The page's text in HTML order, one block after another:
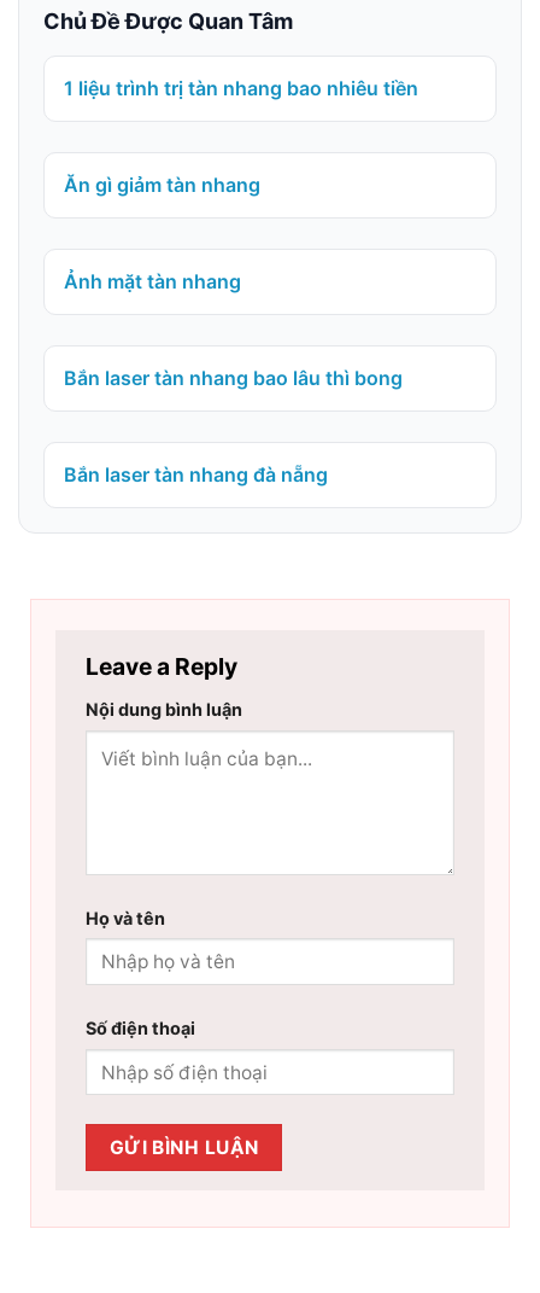
Chủ Đề Được Quan Tâm
1 liệu trình trị tàn nhang bao nhiêu tiền
Ăn gì giảm tàn nhang
Ảnh mặt tàn nhang
Bắn laser tàn nhang bao lâu thì bong
Bắn laser tàn nhang đà nẵng
Leave a Reply
Nội dung bình luận
Họ và tên
Số điện thoại